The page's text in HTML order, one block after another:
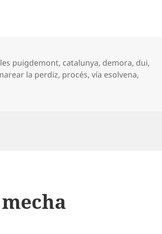
puigdemont, catalunya, demora, dui,
la perdiz, procés,vía esolvena,